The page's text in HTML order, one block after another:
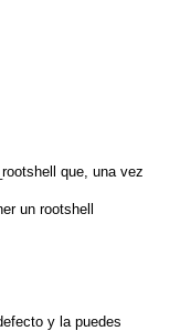
que, una vez
un rootshell
y la puedes